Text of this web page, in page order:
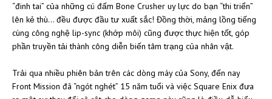
“đinh tai” của những cú đấm Bone Crusher uy lực do bạn “thi triển”
lên kẻ thù… đều được đầu tư xuất sắc! Đồng thời, mảng lồng tiếng
cùng công nghệ lip-sync (khớp môi) cũng được thực hiện tốt, góp
phần truyền tải thành công diễn biến tâm trạng của nhân vật.
Trải qua nhiều phiên bản trên các dòng máy của Sony, đến nay
Front Mission đã “ngót nghét” 15 năm tuổi và việc Square Enix đưa